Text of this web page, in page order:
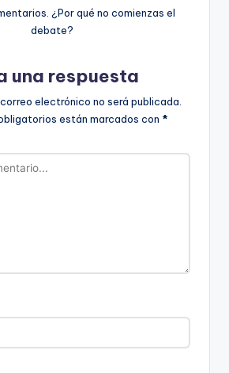
¿Por qué no comienzas el
debate?
una respuesta
electrónico no será publicada.
están marcados con *